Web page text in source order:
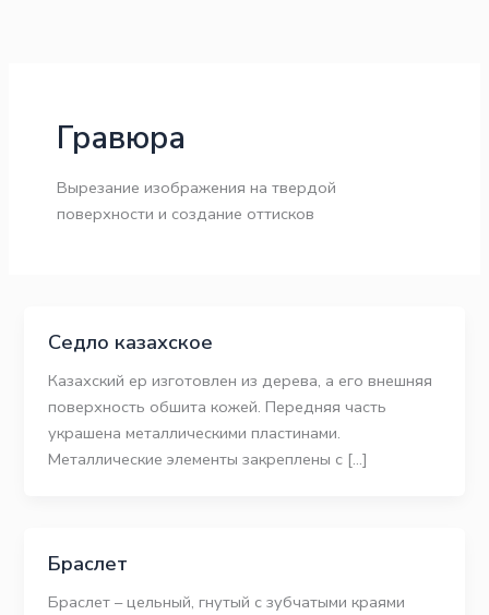
Гравюра
Вырезание изображения на твердой
поверхности и создание оттисков
Седло казахское
Казахский ер изготовлен из дерева, а его внешняя
поверхность обшита кожей. Передняя часть
украшена металлическими пластинами.
Металлические элементы закреплены с […]
Браслет
Браслет – цельный, гнутый с зубчатыми краями